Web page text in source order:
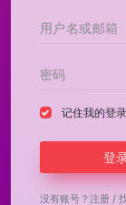
记住我的登
登
没有账号？ 注册 /